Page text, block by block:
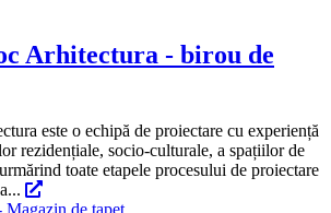
Arhitectura - birou de
este o echipă de proiectare cu experiență
rezidențiale, socio-culturale, a spațiilor de
toate etapele procesului de proiectare